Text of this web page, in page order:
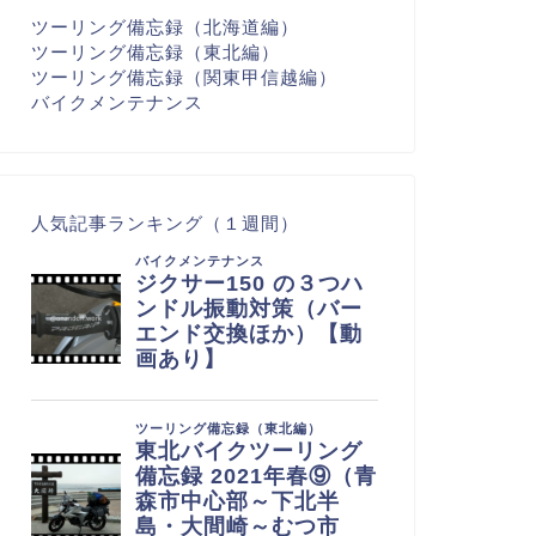
ツーリング備忘録（北海道編）
ツーリング備忘録（東北編）
ツーリング備忘録（関東甲信越編）
バイクメンテナンス
人気記事ランキング（１週間）